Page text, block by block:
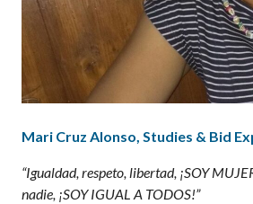
Mari Cruz Alonso Studies & Bid
“Igualdad, respeto, libertad, ¡SOY
nadie, ¡SOY IGUAL A TODOS!”